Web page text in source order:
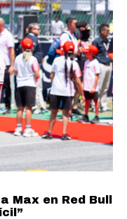
Max en Red Bull